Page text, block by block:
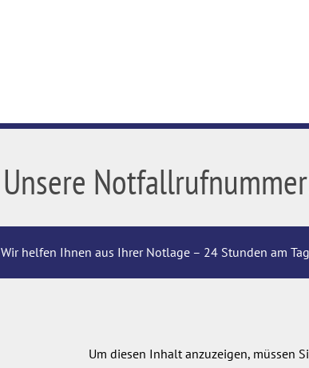
Unsere
Wir helfen Ihnen aus Ihrer Notlage – 24 Stunden am
Um diesen Inhalt anzuzeigen, müssen